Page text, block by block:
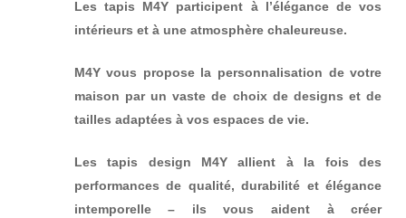
Les tapis M4Y participent à l’élégance de vos
intérieurs et à une atmosphère chaleureuse.
M4Y vous propose la personnalisation de votre
maison par un vaste de choix de designs et de
tailles adaptées à vos espaces de vie.
Les tapis design M4Y allient à la fois des
performances de qualité, durabilité et élégance
intemporelle – ils vous aident à créer